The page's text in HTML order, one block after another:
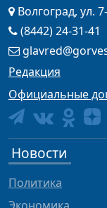
Волгоград, ул.
(8442) 24-31-41
Редакция
Официальные
Новости
Политика